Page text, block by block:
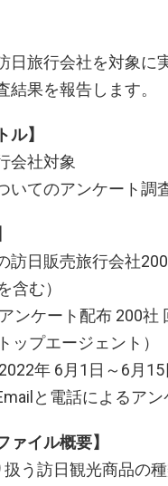
日旅行会社を対象に
結果を報告します。
ル】
会社対象
いてのアンケート調
訪日販売旅行会社
含む）
ンケート配布 200社
ップエージェント）
年 6月1日～6月15
と電話によるアン
ァイル概要】
う訪日観光商品の種